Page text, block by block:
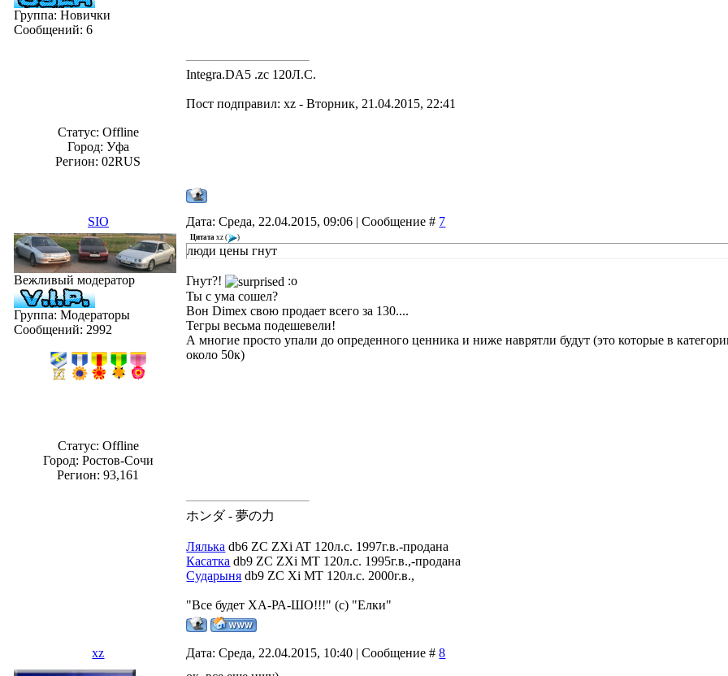
Группа: Новички
Сообщений:6
Статус: Offline
Город: Уфа
Регион: 02RUS
Integra.DA5 .zc 120Л.С.
Пост подправил:xz -Вторник, 21.04.2015, 22:41
SIO Дата: Среда, 22.04.2015, 09:06 | Сообщение # 7
Вежливый модератор
Группа: Модераторы
Сообщений: 2992
Статус: Offline
Город: Ростов-Сочи
Регион: 93,161
Цитата xz ( )
люди цены гнут
Гнут?!
:o
Ты с ума сошел?
Вон Dimex свою продает всего за 130....
Тегры весьма подешевели!
А многие просто упали до опреденного ценника и ниже наврятли будут (это которые в
около 50к)
ホンダ - 夢の力
Лялька db6 ZC ZXi AT 120л.с. 1997г.в.-продана
Касатка db9 ZC ZXi MT 120л.с. 1995г.в.,-продана
Сударыня db9 ZC Xi MT 120л.с. 2000г.в.,
"Все будет ХА-РА-ШО!!!" (с) "Елки"
xz Дата: Среда, 22.04.2015, 10:40 | Сообщение #8